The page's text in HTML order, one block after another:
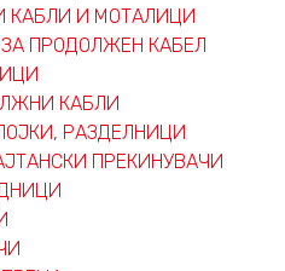
КАБЛИ И МОТАЛИЦИ
ПРОДОЛЖЕН КАБЕЛ
КАБЛИ
РАЗДЕЛНИЦИ
ПРЕКИНУВАЧИ